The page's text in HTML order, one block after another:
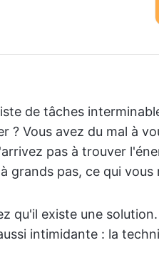
de tâches
? Vous avez du mal à
pas à trouver
grands pas, ce qui vous
qu'il existe une
intimidante : la